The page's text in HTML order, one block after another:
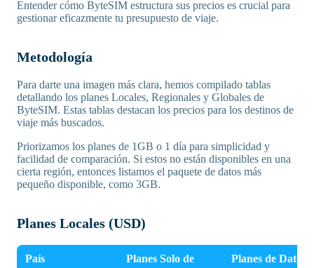
Entender cómo ByteSIM estructura sus precios es crucial para
gestionar eficazmente tu presupuesto de viaje.
Metodología
Para darte una imagen más clara, hemos compilado tablas
detallando los planes Locales, Regionales y Globales de
ByteSIM. Estas tablas destacan los precios para los destinos de
viaje más buscados.
Priorizamos los planes de 1GB o 1 día para simplicidad y
facilidad de comparación. Si estos no están disponibles en una
cierta región, entonces listamos el paquete de datos más
pequeño disponible, como 3GB.
Planes Locales (USD)
País
Planes Solo de
Planes de Datos